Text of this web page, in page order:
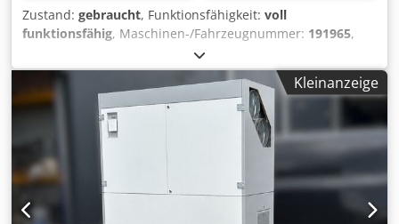
Zustand: gebraucht, Funktionsfähigkeit: voll
funktionsfähig, Maschinen-/Fahrzeugnummer: 191965,
gebrauchter Trafo Demontage/Transport durch Käufer
Dodpfozckp Tox Ab Eeck
Kleinanzeige